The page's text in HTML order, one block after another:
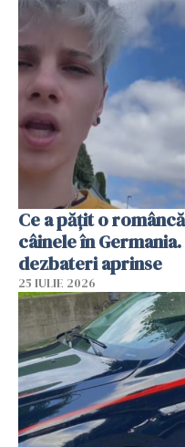
Ce a pățit o
câinele în
dezbateri aprinse
25 IULIE 2026